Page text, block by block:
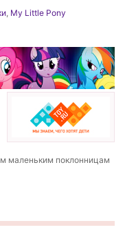
, My Little Pony
маленьким поклонницам